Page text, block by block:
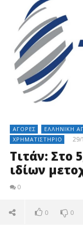
ΑΓΟΡΈΣ ΕΛΛΗΝΙΚΉ
ΧΡΗΜΑΤΙΣΤΉΡΙΟ
29/
Τιτάν: Στο
ιδίων
0
0 0